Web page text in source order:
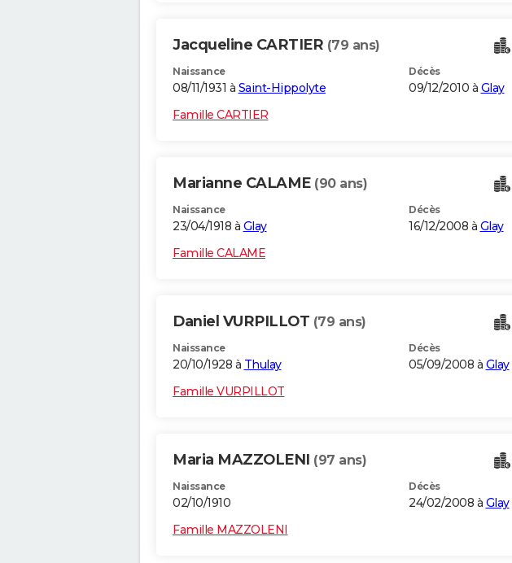
Jacqueline CARTIER (79 ans)
Naissance
08/11/1931 à Saint-Hippolyte
Décès
09/12/2010 à Glay
Famille CARTIER
Marianne CALAME (90 ans)
Naissance
23/04/1918 à Glay
Décès
16/12/2008 à Glay
Famille CALAME
Daniel VURPILLOT (79 ans)
Naissance
20/10/1928 à Thulay
Décès
05/09/2008 à Glay
Famille VURPILLOT
Maria MAZZOLENI (97 ans)
Naissance
02/10/1910
Décès
24/02/2008 à Glay
Famille MAZZOLENI